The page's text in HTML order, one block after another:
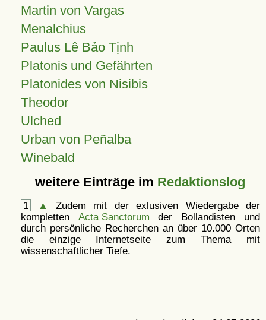
Martin von Vargas
Menalchius
Paulus Lê Bảo Tịnh
Platonis und Gefährten
Platonides von Nisibis
Theodor
Ulched
Urban von Peñalba
Winebald
weitere Einträge im Redaktionslog
1 ▲
Zudem mit der exlusiven Wiedergabe der
kompletten Acta Sanctorum der Bollandisten und
durch persönliche Recherchen an über 10.000 Orten
die einzige Internetseite zum Thema mit
wissenschaftlicher Tiefe.